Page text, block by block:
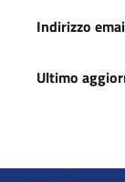
Indirizzo
Ultimo